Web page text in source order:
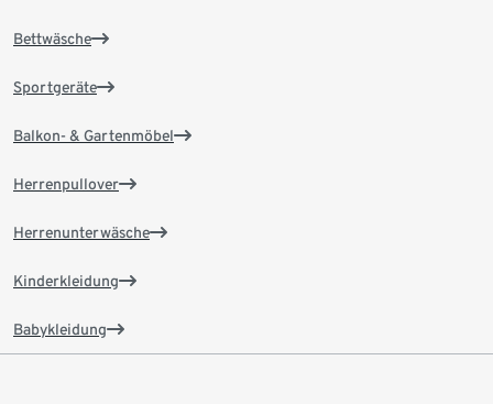
Bettwäsche
Sportgeräte
Balkon- & Gartenmöbel
Herrenpullover
Herrenunterwäsche
Kinderkleidung
Babykleidung